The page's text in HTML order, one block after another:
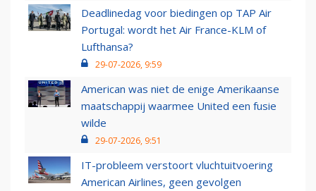
Deadlinedag voor biedingen op TAP Air
Portugal: wordt het Air France-KLM of
Lufthansa?
29-07-2026, 9:59
American was niet de enige Amerikaanse
maatschappij waarmee United een fusie
wilde
29-07-2026, 9:51
IT-probleem verstoort vluchtuitvoering
American Airlines, geen gevolgen